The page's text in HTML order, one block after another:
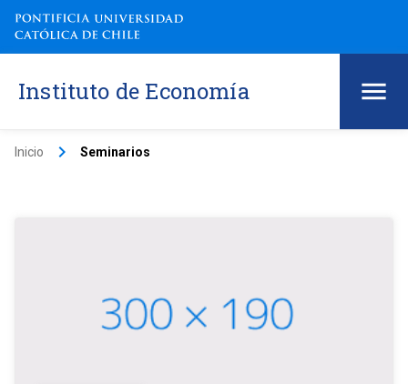
Instituto de Economía
Inicio keyboard_arrow_right Seminarios